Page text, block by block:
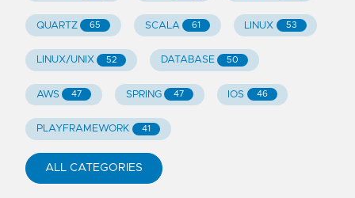
QUARTZ 65 SCALA 61 LINUX 53
LINUX/UNIX 52 DATABASE 50
AWS 47 SPRING 47 IOS 46
PLAYFRAMEWORK 41
ALL CATEGORIES